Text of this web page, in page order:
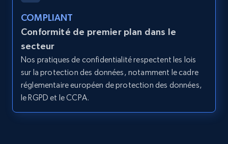
1.9K+
Amazon products search
Asin, URL, Name, Sponsored, Initial price, Final
price, Currency, Sold, and more.
COMPLIANT
Conformité de premier plan dans le
secteur
Nos pratiques de confidentialité respectent les lois
sur la protection des données, notamment le cadre
réglementaire européen de protection des données,
le RGPD et le CCPA.